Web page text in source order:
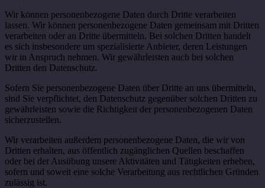
Wir können personenbezogene Daten durch Dritte verarbeiten
lassen. Wir können personenbezogene Daten gemeinsam mit Dritten
verarbeiten oder an Dritte übermitteln. Bei solchen Dritten handelt
es sich insbesondere um spezialisierte Anbieter, deren Leistungen
wir in Anspruch nehmen. Wir gewährleisten auch bei solchen
Dritten den Datenschutz.
Sofern Sie personenbezogene Daten über Dritte an uns übermitteln,
sind Sie verpflichtet, den Datenschutz gegenüber solchen Dritten zu
gewährleisten sowie die Richtigkeit der personenbezogenen Daten
sicherzustellen.
Wir verarbeiten außerdem personenbezogene Daten, die wir von
Dritten erhalten, aus öffentlich zugänglichen Quellen beschaffen
oder bei der Ausübung unsere Aktivitäten und Tätigkeiten erheben,
sofern und soweit eine solche Verarbeitung aus rechtlichen Gründen
zulässig ist.